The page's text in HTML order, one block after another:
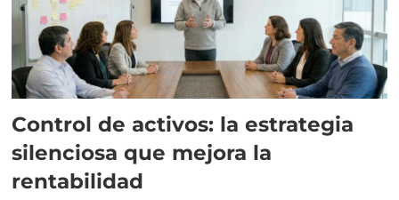
Control de activos: la estrategia
silenciosa que mejora la
rentabilidad